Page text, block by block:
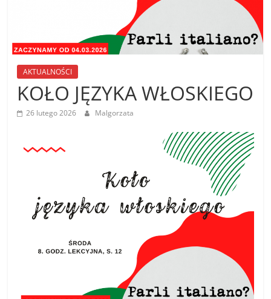
AKTUALNOŚCI
KOŁO JĘZYKA WŁOSKIEGO
26 lutego 2026 Malgorzata